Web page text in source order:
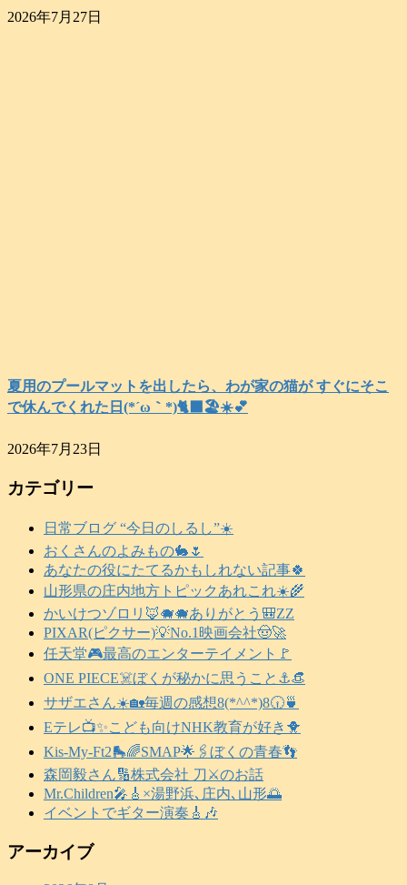
2026年7月27日
夏用のプールマットを出したら、わが家の猫が すぐにそこ
で休んでくれた日(⁠*⁠´⁠ω⁠｀⁠*⁠)🐈‍⬛🏖️☀️💕
2026年7月23日
カテゴリー
日常ブログ “今日のしるし”☀️
おくさんのよみもの🐇🌷
あなたの役にたてるかもしれない記事🍀
山形県の庄内地方トピックあれこれ☀️🌾
かいけつゾロリ🦊🐗🐗ありがとう🎒ZZ
PIXAR(ピクサー)💡No.1映画会社🤠🚀
任天堂🎮️最高のエンターテイメント🚩
ONE PIECE☠️ぼくが秘かに思うこと⚓️👒
サザエさん☀️🏡毎週の感想8(*^^*)8🕡️🍵
Eテレ📺️✨こども向けNHK教育が好き🐥
Kis-My-Ft2🛼🌈SMAP🌟🖇️ぼくの青春👣
森岡毅さん🔢株式会社 刀⚔️のお話
Mr.Children🎤🎸×湯野浜､庄内､山形🌅
イベントでギター演奏🎸🎶
アーカイブ